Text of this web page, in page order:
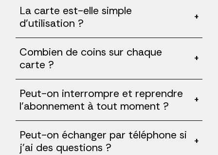
La carte est-elle simple
d'utilisation ?
+
Combien de coins sur chaque
carte ?
+
Peut-on interrompre et reprendre
l'abonnement à tout moment ?
+
Peut-on échanger par téléphone si
j'ai des questions ?
+